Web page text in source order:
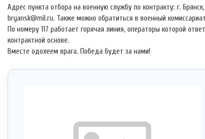
Адрес пункта отбора на военную службу по контракту: г.
bryansk@mil.ru. Также можно обратиться в военный
По номеру 117 работает горячая линия, операторы которой
контрактной основе.
Вместе одолеем врага. Победа будет за нами!